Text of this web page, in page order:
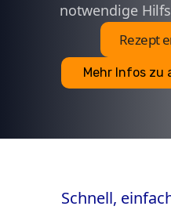
notwendige
Rezept
Mehr Infos zu
Schnell,